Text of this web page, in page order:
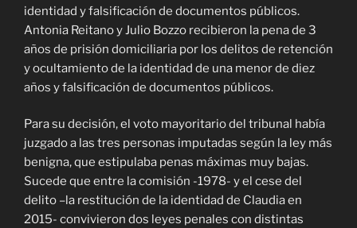
identidad y falsificación de documentos públicos.
Antonia Reitano y Julio Bozzo recibieron la pena de 3
años de prisión domiciliaria por los delitos de retención
y ocultamiento de la identidad de una menor de diez
años y falsificación de documentos públicos.
Para su decisión, el voto mayoritario del tribunal había
juzgado a las tres personas imputadas según la ley más
benigna, que estipulaba penas máximas muy bajas.
Sucede que entre la comisión -1978- y el cese del
delito –la restitución de la identidad de Claudia en
2015- convivieron dos leyes penales con distintas